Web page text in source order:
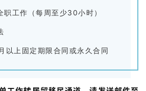
职工作（每周至少30小时）
以上固定期限合同或永久合同